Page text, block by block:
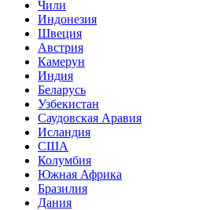
Чили
Индонезия
Швеция
Австрия
Камерун
Индия
Беларусь
Узбекистан
Саудовская Аравия
Исландия
США
Колумбия
Южная Африка
Бразилия
Дания